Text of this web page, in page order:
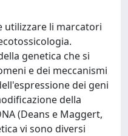
utilizzare li marcatori
genetica che si
e dei meccanismi
dei geni
della
(Deans e Maggert,
vi sono diversi